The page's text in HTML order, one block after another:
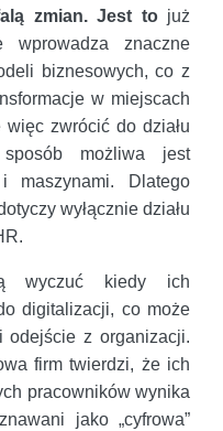
zmian. Jest tojuż
wprowadza znaczne
biznesowych, co z
w miejscach
zwrócić do działu
możliwa jest
maszynami. Dlatego
wyłącznie działu
wyczuć kiedy ich
digitalizacji, co może
odejście z organizacji.
firm twierdzi, że ich
pracowników wynika
jako „cyfrowa”